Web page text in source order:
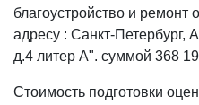
благоустройство и ремонт
адресу : Санкт-Петербург,
д.4 литер А". суммой 368
Стоимость подготовки